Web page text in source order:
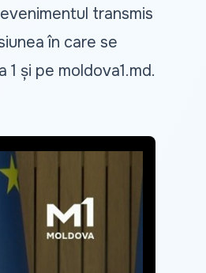
transmis
în care se
1 și pe moldova1.md.